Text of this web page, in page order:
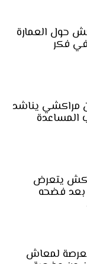
حول العمارة
في فكر
مراكشي يناشد
المساعدة
يتعرض
بعد فضحه
لمعاش